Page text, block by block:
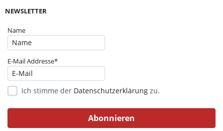
NEWSLETTER
Name
E-Mail Addresse*
Ich stimme der Datenschutzerklärung zu.